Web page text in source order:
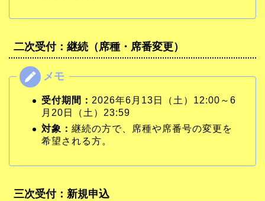
二次受付：継続（席種・席番変更）
受付期間： 2026年6月13日（土）12:00～6
月20日（土）23:59
対象： 継続の方で、席種や席番号の変更を
希望される方。
三次受付：新規申込